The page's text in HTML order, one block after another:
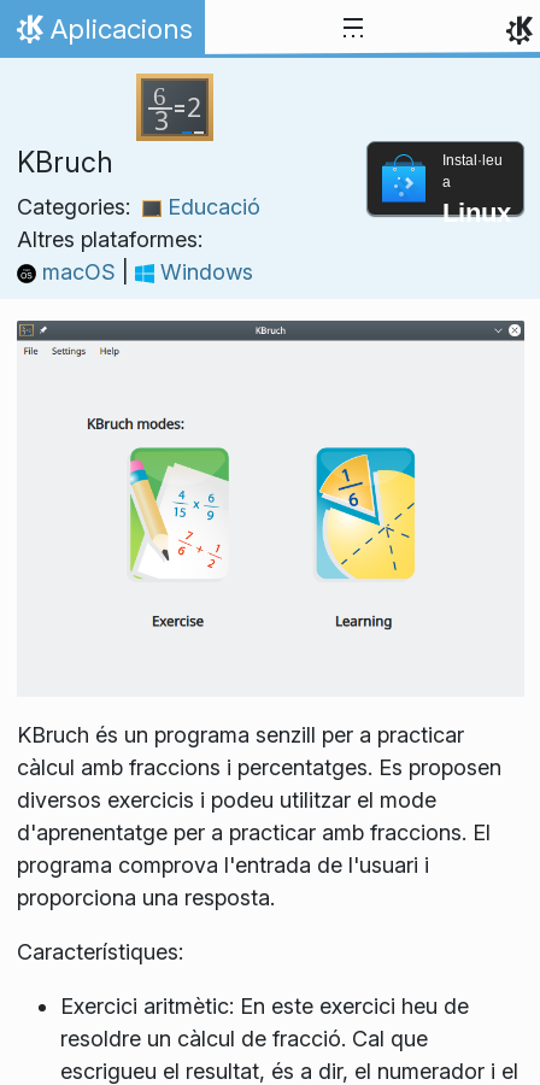
Salta fins al contingut
Inici
Aplicacions
KBruch
Categories:
Educació
Altres plataformes:
macOS
Windows
Instal·leu
a
Linux
KBruch és un programa senzill per a practicar
càlcul amb fraccions i percentatges. Es proposen
diversos exercicis i podeu utilitzar el mode
d'aprenentatge per a practicar amb fraccions. El
programa comprova l'entrada de l'usuari i
proporciona una resposta.
Característiques:
Exercici aritmètic: En este exercici heu de
resoldre un càlcul de fracció. Cal que
escrigueu el resultat, és a dir, el numerador i el